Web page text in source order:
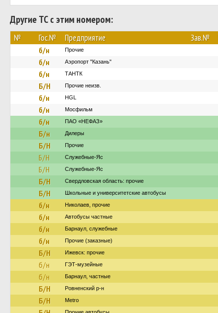
Другие ТС с этим номером:
№ Гос.№ Предприятие Зав.№
б/н Прочие
б/н Аэропорт "Казань"
б/н ТАНТК
Б/Н Прочие неизв.
б/н HGL
б/н Мосфильм
б/н ПАО «НЕФАЗ»
Б/н Дилеры
Б/Н Прочие
Б/Н Служебные-Яс
Б/Н Служебные-Яс
Б/Н Свердловская область: прочие
Б/Н Школьные и университетские автобусы
б/н Николаев, прочие
б/н Автобусы частные
б/н Барнаул, служебные
б/н Прочие (заказные)
Б/Н Ижевск: прочие
б/н ГЭТ-музейные
б/н Барнаул, частные
Б/Н Ровненский р-н
Б/Н Metro